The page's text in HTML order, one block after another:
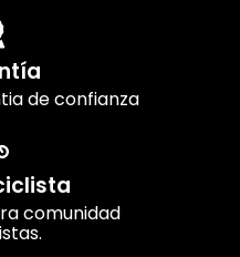
de confianza
comunidad